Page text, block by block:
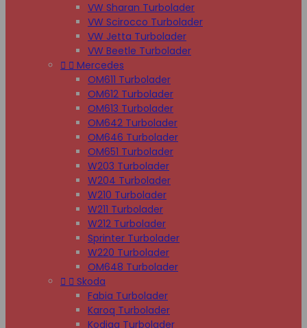
VW Sharan Turbolader
VW Scirocco Turbolader
VW Jetta Turbolader
VW Beetle Turbolader
  Mercedes
OM611 Turbolader
OM612 Turbolader
OM613 Turbolader
OM642 Turbolader
OM646 Turbolader
OM651 Turbolader
W203 Turbolader
W204 Turbolader
W210 Turbolader
W211 Turbolader
W212 Turbolader
Sprinter Turbolader
W220 Turbolader
OM648 Turbolader
  Skoda
Fabia Turbolader
Karoq Turbolader
Kodiaq Turbolader